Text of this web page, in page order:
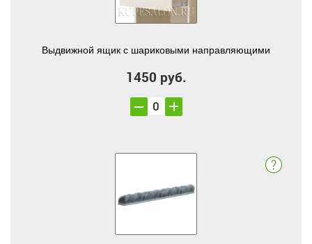
Выдвижной ящик с шариковыми направляющими
1450 руб.